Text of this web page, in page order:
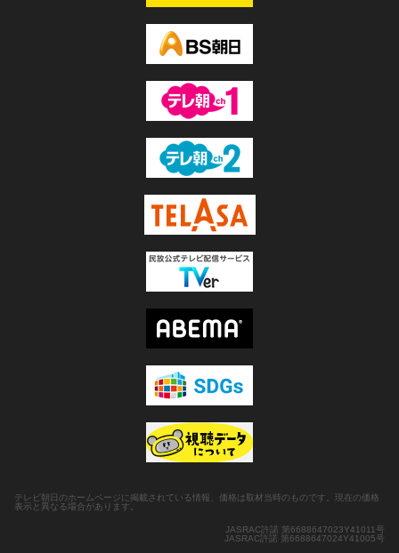
テレビ朝日のホームページに掲載されている情報、価格は取材当時のものです。現在の価格
表示と異なる場合があります。
JASRAC許諾 第6688647023Y41011号
JASRAC許諾 第6688647024Y41005号